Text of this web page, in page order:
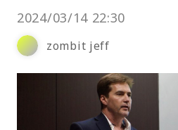
2024/03/14 22:30
zombit jeff